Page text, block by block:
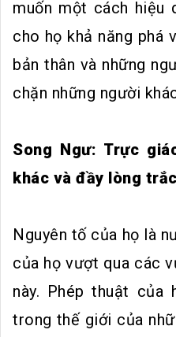
muốn một cách hiệu
cho họ khả năng phá
bản thân và những
chặn những người
Song Ngư: Trực
khác và đầy lòng
Nguyên tố của họ là
của họ vượt qua các
này. Phép thuật
trong thế giới của